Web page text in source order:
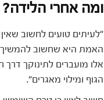
ומה אחרי הלידה?
"לעיתים טועים לחשוב
אלו מועברים לתינוקך
הגוף ומילוי מאגרים".